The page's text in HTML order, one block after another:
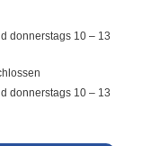
donnerstags 10 – 13
donnerstags 10 – 13